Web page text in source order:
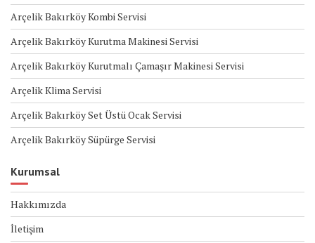
Arçelik Bakırköy Kombi Servisi
Arçelik Bakırköy Kurutma Makinesi Servisi
Arçelik Bakırköy Kurutmalı Çamaşır Makinesi Servisi
Arçelik Klima Servisi
Arçelik Bakırköy Set Üstü Ocak Servisi
Arçelik Bakırköy Süpürge Servisi
Kurumsal
Hakkımızda
İletişim